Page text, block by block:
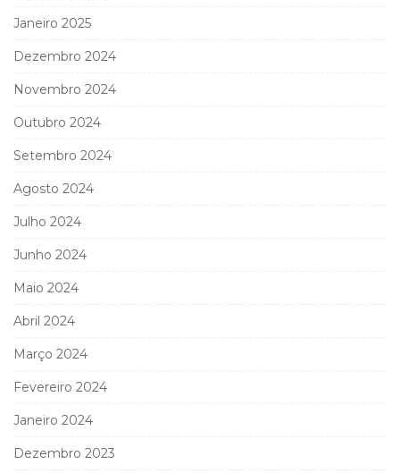
Janeiro 2025
Dezembro 2024
Novembro 2024
Outubro 2024
Setembro 2024
Agosto 2024
Julho 2024
Junho 2024
Maio 2024
Abril 2024
Março 2024
Fevereiro 2024
Janeiro 2024
Dezembro 2023